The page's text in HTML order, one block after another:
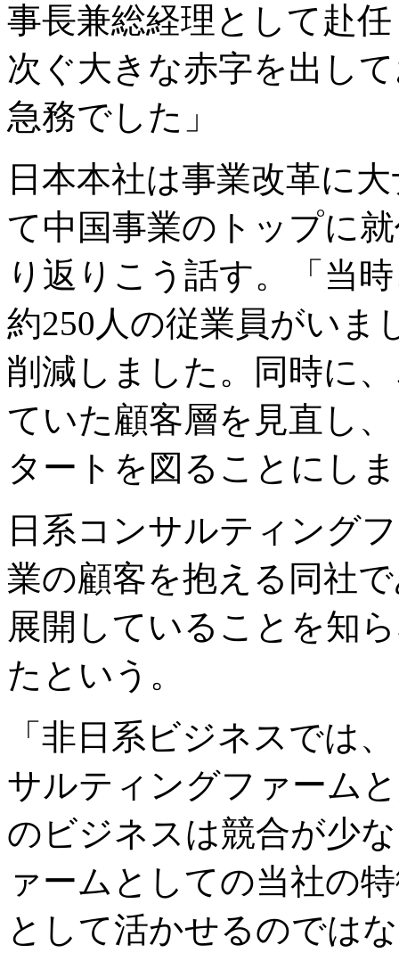
事長兼総経理として赴
次ぐ大きな赤字を出し
急務でした」
日本本社は事業改革に
て中国事業のトップに
り返りこう話す。「当
約250人の従業員がいま
削減しました。同時に
ていた顧客層を見直し
タートを図ることにし
日系コンサルティング
業の顧客を抱える同社
展開していることを知
たという。
「非日系ビジネスでは
サルティングファーム
のビジネスは競合が少
ァームとしての当社の
として活かせるのでは